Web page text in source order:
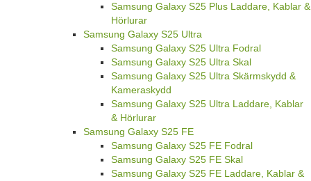
Samsung Galaxy S25 Plus Laddare, Kablar &
Hörlurar
Samsung Galaxy S25 Ultra
Samsung Galaxy S25 Ultra Fodral
Samsung Galaxy S25 Ultra Skal
Samsung Galaxy S25 Ultra Skärmskydd &
Kameraskydd
Samsung Galaxy S25 Ultra Laddare, Kablar
& Hörlurar
Samsung Galaxy S25 FE
Samsung Galaxy S25 FE Fodral
Samsung Galaxy S25 FE Skal
Samsung Galaxy S25 FE Laddare, Kablar &